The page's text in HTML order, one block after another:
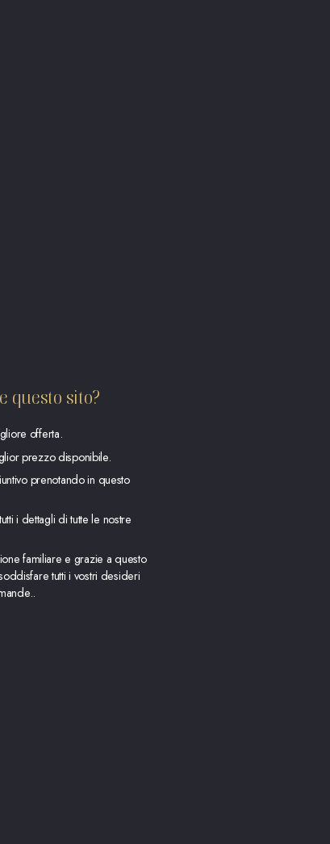
questo sito?
offerta.
prezzo disponibile.
prenotando in questo
i dettagli di tutte le nostre
familiare e grazie a questo
tutti i vostri desideri